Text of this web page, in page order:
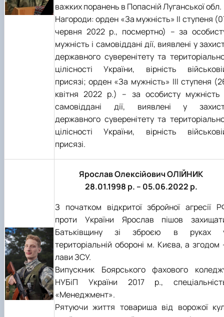
важких поранень в Попасній Луганської обл.
Нагороди: орден «За мужність» II ступеня
червня 2022 р., посмертно) – за
мужність і самовіддані дії, виявлені у
державного суверенітету та
цілісності України, вірність
присязі; орден «За мужність» III ступеня
квітня 2022 р.) – за особисту мужність
самовіддані дії, виявлені у
державного суверенітету та
цілісності України, вірність
присязі.
Ярослав Олексійович ОЛІЙНИК
28.01.1998 р. – 05.06.2022 р.
З початком відкритої збройної агресії
проти України Ярослав пішов
Батьківщину зі зброєю в руках
територіальній обороні м. Києва, а згодом
лави ЗСУ.
Випускник Боярського фахового
НУБіП України 2017 р.,
«Менеджмент».
Рятуючи життя товариша від ворожої